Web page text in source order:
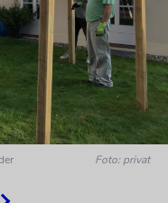
Foto: privat